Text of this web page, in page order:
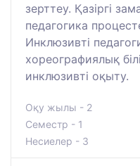
зерттеу. Қазіргі
педагогика
Инклюзивті
хореографиялық
инклюзивті оқыту.
Оқу жылы - 2
Семестр - 1
Несиелер - 3